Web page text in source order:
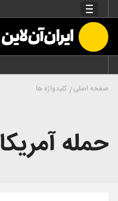
صفحه اصلی کلیدواژه ها
حمله آمریکا